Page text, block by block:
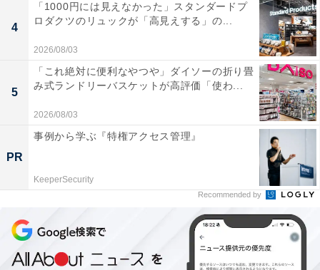
4
「1000円には見えなかった」スタンダードプ
ロダクツのリュックが「高見えする」の...
2026/08/03
5
「これ絶対に便利なやつや」ダイソーの折り畳
み式ランドリーバスケットが高評価「使わ...
2026/08/03
PR
事例から学ぶ『特権アクセス管理』
KeeperSecurity
Recommended by